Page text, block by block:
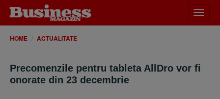
meniu
HOME ACTUALITATE
Precomenzile pentru tableta AllDro vor fi
onorate din 23 decembrie